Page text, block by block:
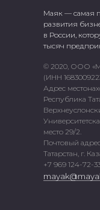
Маяк — самая
развития
в России,
тысяч
© 2020, ООО «М
(ИНН
Адрес
Республика
место 29/2.
Почтовый
Татарстан, г.
+7 969 124-72-